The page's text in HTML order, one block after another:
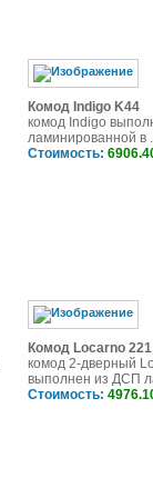
Комод Indigo K44
комод Indigo
ламинированной в
Стоимость:
Комод Locarno 221
комод 2-дверный
выполнен из ДСП
Стоимость: